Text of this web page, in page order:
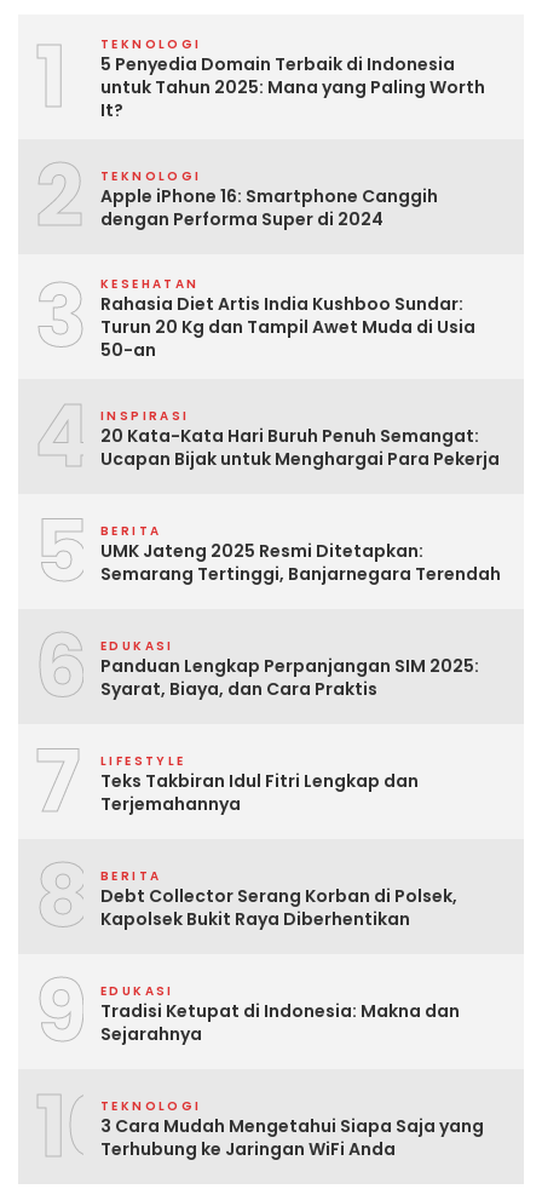
1 TEKNOLOGI
5 Penyedia Domain Terbaik di Indonesia
untuk Tahun 2025: Mana yang Paling Worth
It?
2 TEKNOLOGI
Apple iPhone 16: Smartphone Canggih
dengan Performa Super di 2024
3 KESEHATAN
Rahasia Diet Artis India Kushboo Sundar:
Turun 20 Kg dan Tampil Awet Muda di Usia
50-an
4 INSPIRASI
20 Kata-Kata Hari Buruh Penuh Semangat:
Ucapan Bijak untuk Menghargai Para Pekerja
5 BERITA
UMK Jateng 2025 Resmi Ditetapkan:
Semarang Tertinggi, Banjarnegara Terendah
6 EDUKASI
Panduan Lengkap Perpanjangan SIM 2025:
Syarat, Biaya, dan Cara Praktis
7 LIFESTYLE
Teks Takbiran Idul Fitri Lengkap dan
Terjemahannya
8 BERITA
Debt Collector Serang Korban di Polsek,
Kapolsek Bukit Raya Diberhentikan
9 EDUKASI
Tradisi Ketupat di Indonesia: Makna dan
Sejarahnya
10TEKNOLOGI
3 Cara Mudah Mengetahui Siapa Saja yang
Terhubung ke Jaringan WiFi Anda